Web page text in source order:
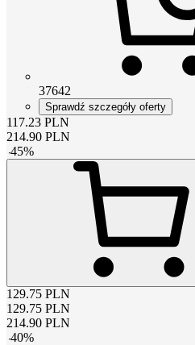
37642
Sprawdź szczegóły oferty
117.23 PLN
214.90 PLN
-45%
129.75 PLN
129.75 PLN
214.90 PLN
-40%